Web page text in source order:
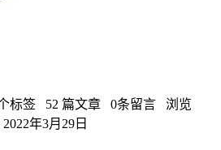
标签 52 篇文章 0条留言 浏览
年3月29日